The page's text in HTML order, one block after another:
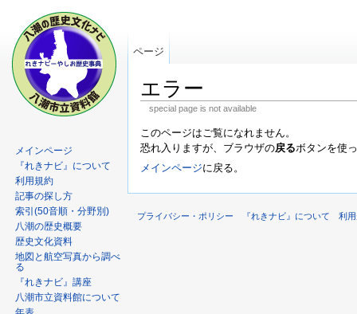
エラー
special page is not available
このページはご覧になれません。
恐れ入りますが、ブラウザの戻るボタンを使
メインページに戻る。
ページ
メインページ
『れきナビ』について
利用規約
記事の探し方
索引(50音順・分野別)
八潮の歴史概要
歴史文化資料
地図と航空写真から調べ
る
『れきナビ』講座
八潮市立資料館について
プライバシー・ポリシー 『れきナビ』について 利